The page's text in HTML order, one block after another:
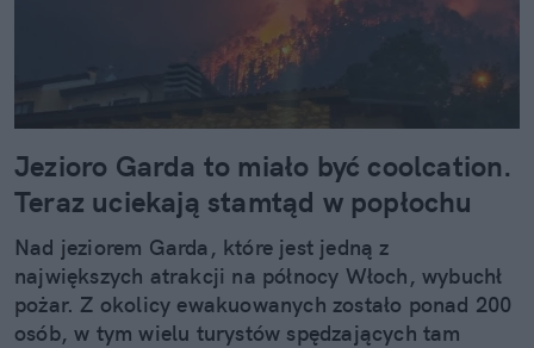
Jezioro Garda to miało być coolcation.
Teraz uciekają stamtąd w popłochu
Nad jeziorem Garda, które jest jedną z
największych atrakcji na północy Włoch, wybuchł
pożar. Z okolicy ewakuowanych zostało ponad 200
osób, w tym wielu turystów spędzających tam